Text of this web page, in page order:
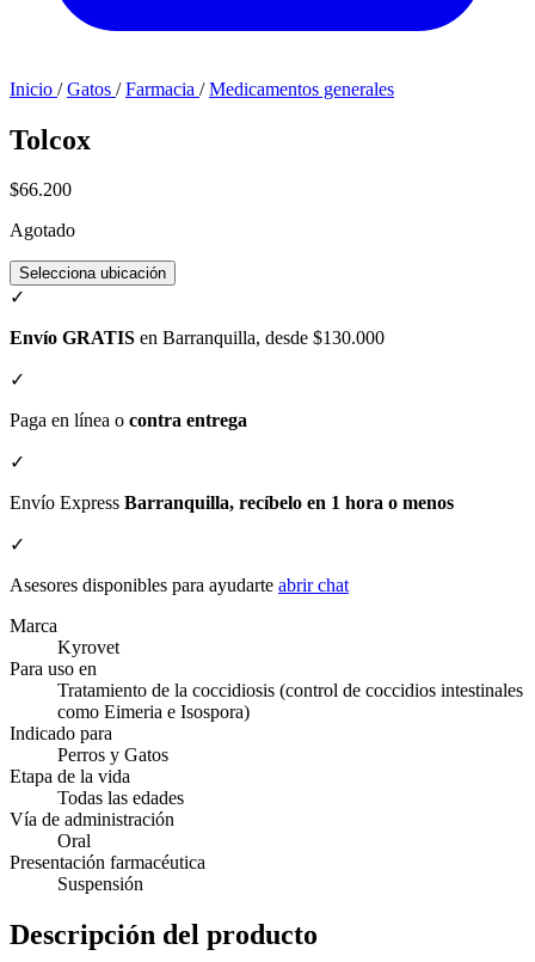
Inicio / Gatos / Farmacia / Medicamentos generales
Tolcox
$66.200
Agotado
Selecciona ubicación
✓
Envío GRATIS en Barranquilla, desde $130.000
✓
Paga en línea o contra entrega
✓
Envío Express Barranquilla, recíbelo en 1 hora o menos
✓
Asesores disponibles para ayudarte abrir chat
Marca
Kyrovet
Para uso en
Tratamiento de la coccidiosis (control de coccidios intestinales
como Eimeria e Isospora)
Indicado para
Perros y Gatos
Etapa de la vida
Todas las edades
Vía de administración
Oral
Presentación farmacéutica
Suspensión
Descripción del producto